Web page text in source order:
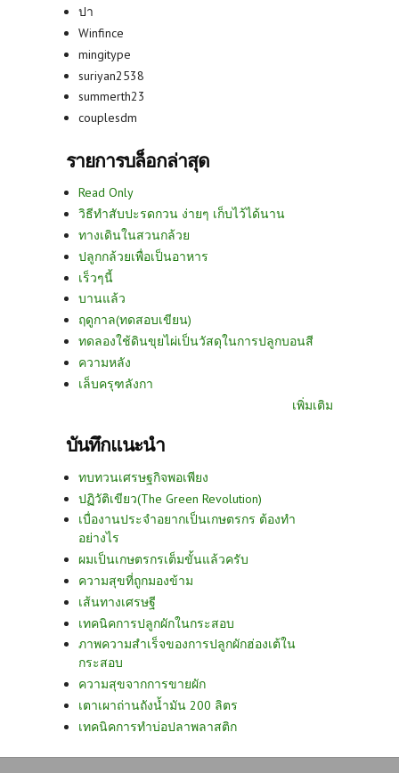
ปา
Winfince
mingitype
suriyan2538
summerth23
couplesdm
รายการบล็อกล่าสุด
Read Only
วิธีทำสับปะรดกวน ง่ายๆ เก็บไว้ได้นาน
ทางเดินในสวนกล้วย
ปลูกกล้วยเพื่อเป็นอาหาร
เร็วๆนี้
บานแล้ว
ฤดูกาล(ทดสอบเขียน)
ทดลองใช้ดินขุยไผ่เป็นวัสดุในการปลูกบอนสี
ความหลัง
เล็บครุฑลังกา
เพิ่มเติม
บันทึกแนะนำ
ทบทวนเศรษฐกิจพอเพียง
ปฏิวัติเขียว(The Green Revolution)
เบื่องานประจำอยากเป็นเกษตรกร ต้องทำ
อย่างไร
ผมเป็นเกษตรกรเต็มขั้นแล้วครับ
ความสุขที่ถูกมองข้าม
เส้นทางเศรษฐี
เทคนิคการปลูกผักในกระสอบ
ภาพความสำเร็จของการปลูกผักฮ่องเต้ใน
กระสอบ
ความสุขจากการขายผัก
เตาเผาถ่านถังน้ำมัน 200 ลิตร
เทคนิคการทำบ่อปลาพลาสติก